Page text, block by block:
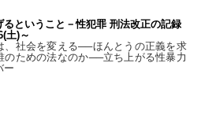
るということ－性犯罪 刑法改正の記録
土)～
、社会を変える──ほんとうの正義を求
のための法なのか──立ち上がる性暴力
ー